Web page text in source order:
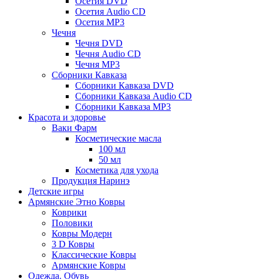
Осетия Audio CD
Осетия MP3
Чечня
Чечня DVD
Чечня Audio CD
Чечня MP3
Сборники Кавказа
Сборники Кавказа DVD
Сборники Кавказа Audio CD
Сборники Кавказа MP3
Красота и здоровье
Ваки Фарм
Косметические масла
100 мл
50 мл
Косметика для ухода
Продукция Наринэ
Детские игры
Армянские Этно Ковры
Коврики
Половики
Ковры Модерн
3 D Ковры
Классические Ковры
Армянские Ковры
Одежда. Обувь